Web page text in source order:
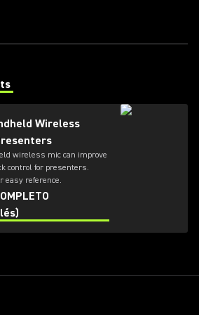
Wireless
wireless mic can improve
control for presenters.
easy reference.